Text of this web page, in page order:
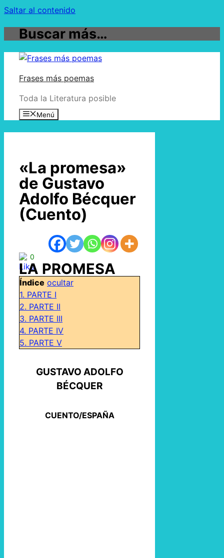
Saltar al contenido
Buscar más…
Frases más poemas
Toda la Literatura posible
Menú
«La promesa»
de Gustavo
Adolfo Bécquer
(Cuento)
0
LA PROMESA
Índice ocultar
1. PARTE I
2. PARTE II
3. PARTE III
4. PARTE IV
5. PARTE V
GUSTAVO ADOLFO
BÉCQUER
CUENTO/ESPAÑA